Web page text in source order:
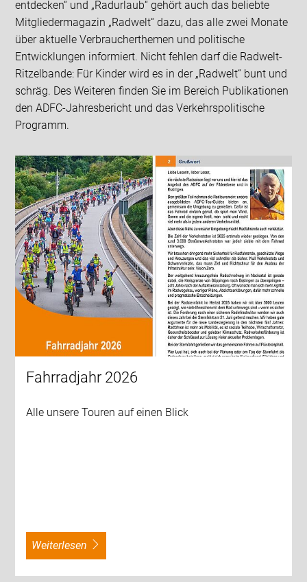
entdecken“ und „Radurlaub“ gehört auch das beliebte
Mitgliedermagazin „Radwelt“ dazu, das alle zwei Monate
über aktuelle Verbraucherthemen und politische
Entwicklungen informiert. Nicht fehlen darf die Radwelt-
Ritzelbande: Für Kinder wird es in der „Radwelt“ bunt und
schräg. Des Weiteren finden Sie im Bereich Publikationen
den ADFC-Jahresbericht und das Verkehrspolitische
Programm.
Fahrradjahr 2026
Alle unsere Touren auf einen Blick
weiterlesen